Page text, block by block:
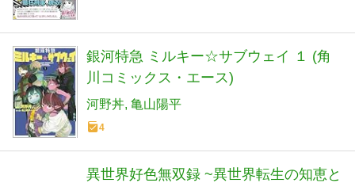
銀河特急 ミルキー☆サブウェイ １ (角
川コミックス・エース)
河野丼 亀山陽平
4
異世界好色無双録 ~異世界転生の知恵と